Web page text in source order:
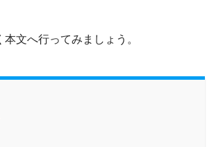
文へ行ってみましょう。